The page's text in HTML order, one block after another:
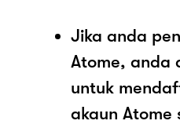
Jika anda
Atome, anda
untuk
akaun Atome